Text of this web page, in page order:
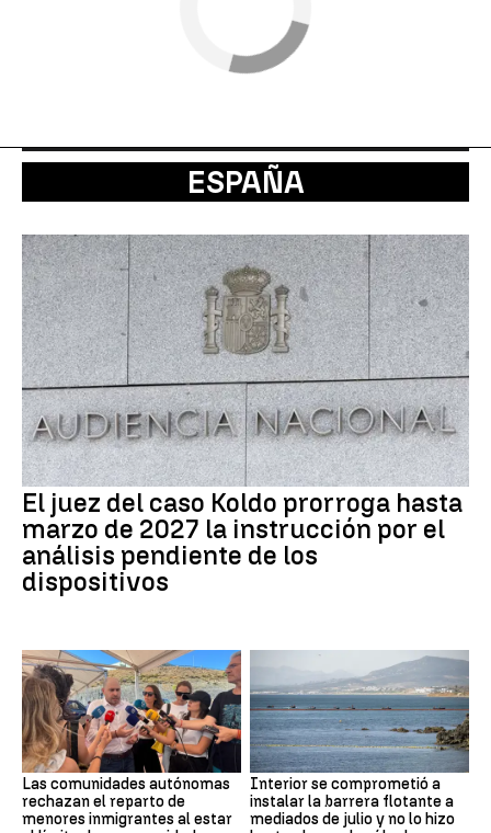
ESPAÑA
El juez del caso Koldo prorroga hasta
marzo de 2027 la instrucción por el
análisis pendiente de los
dispositivos
Las comunidades autónomas
rechazan el reparto de
menores inmigrantes al estar
Interior se comprometió a
instalar la barrera flotante a
mediados de julio y no lo hizo